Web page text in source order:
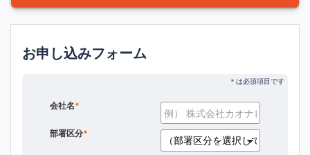
お申し込みフォーム
*
会社名
*
部署区分